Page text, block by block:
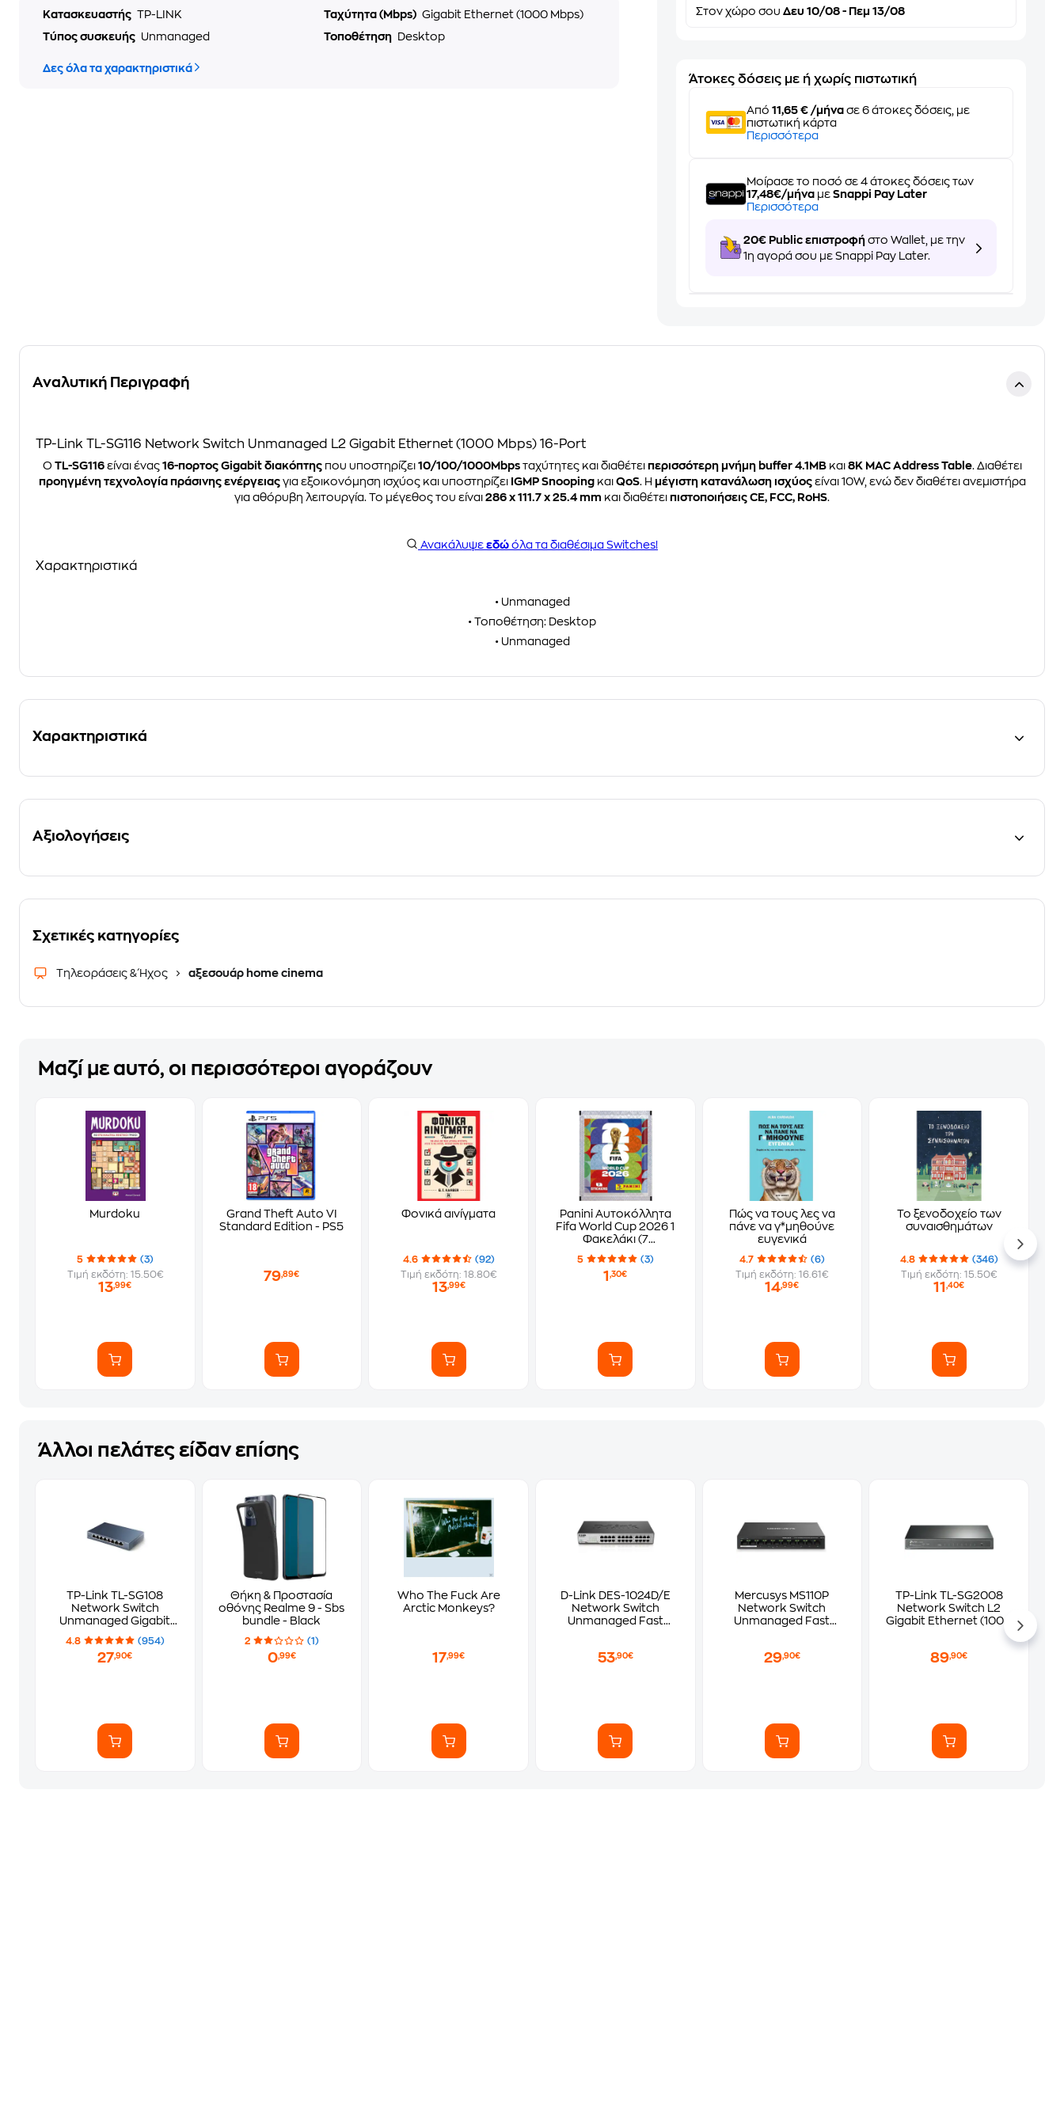
Κατασκευαστής TP-LINK Ταχύτητα (Mbps) Gigabit Ethernet (1000 Mbps)
Τύπος συσκευής Unmanaged Τοποθέτηση Desktop
Δες όλα τα χαρακτηριστικά
Στονχώρο σου Δευ 10/08 - Πεμ 13/08
Άτοκες δόσεις με ή χωρίς πιστωτική
Από11,65 € /μήνα σε 6 άτοκες δόσεις, με
πιστωτική κάρτα
Περισσότερα
Μοίρασε το ποσό σε 4 άτοκες δόσεις των
17,48€/μήνα μεSnappi Pay Later
Περισσότερα
20€ Public επιστροφή στο Wallet, με την
1η αγορά σου με Snappi Pay Later.
Αναλυτική Περιγραφή
TP-Link TL-SG116 Network Switch Unmanaged L2 Gigabit Ethernet (1000 Mbps) 16-Port
Ο TL-SG116είναι ένας 16-πορτος Gigabit διακόπτηςπου υποστηρίζει 10/100/1000Mbpsταχύτητες και διαθέτει περισσότερη μνήμη buffer 4.1MBκαι 8K MAC Address Table. Διαθέτει
προηγμένη τεχνολογία πράσινης ενέργειαςγια εξοικονόμηση ισχύος και υποστηρίζει IGMP Snoopingκαι QoS. Η μέγιστη κατανάλωση ισχύοςείναι 10W, ενώ δεν διαθέτει ανεμιστήρα
για αθόρυβη λειτουργία. Το μέγεθος του είναι 286 x 111.7 x 25.4 mm και διαθέτει πιστοποιήσεις CE, FCC, RoHS.
Ανακάλυψε εδώ όλα τα διαθέσιμα Switches!
Χαρακτηριστικά
• Unmanaged
• Τοποθέτηση: Desktop
• Unmanaged
Χαρακτηριστικά
Αξιολογήσεις
Σχετικές κατηγορίες
Τηλεοράσεις & Ήχος αξεσουάρ home cinema
Μαζί με αυτό, οι περισσότεροι αγοράζουν
Murdoku
5
(3)
Τιμή εκδότη: 15.50€
13,99€
Grand Theft Auto VI
Standard Edition - PS5
79,89€
Φονικά αινίγματα
4.6
(92)
Τιμή εκδότη: 18.80€
13,99€
Panini Αυτοκόλλητα
Fifa World Cup 2026 1
Φακελάκι (7
Αυτοκόλλητα)
5 (3)
1,30€
Πώς να τους λες να
πάνε να γ*μηθούνε
ευγενικά
4.7
(6)
Τιμή εκδότη: 16.61€
14,99€
Το ξενοδοχείο των
συναισθημάτων
4.8
(346)
Τιμή εκδότη: 15.50€
11,40€
Άλλοι πελάτες είδαν επίσης
TP-Link TL-SG108
Network Switch
Unmanaged Gigabit
Ethernet (1000 Mbps)
4.8 (954)
27,90€
Θήκη & Προστασία
οθόνης Realme 9 - Sbs
bundle - Black
2 (1)
0,99€
Who The Fuck Are
Arctic Monkeys?
17,99€
D-Link DES-1024D/E
Network Switch
Unmanaged Fast
53,90€
Mercusys MS110P
Network Switch
Unmanaged Fast
29,90€
TP-Link TL-SG2008
Network Switch L2
Gigabit Ethernet (1000
89,90€